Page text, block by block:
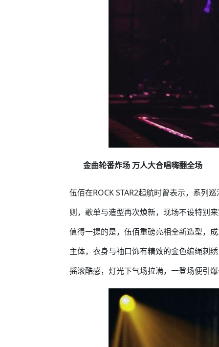
金曲轮番炸场 万人大合唱嗨翻全场
伍佰在ROCK STAR2起航时曾表示，系列
则，歌单与造型再次焕新，现场不设特别
值得一提的是，伍佰重磅亮相全新造型，
主体，衣身与袖口饰有精致的金色编绳刺
摇滚酷感，灯光下气场拉满，一登场便引